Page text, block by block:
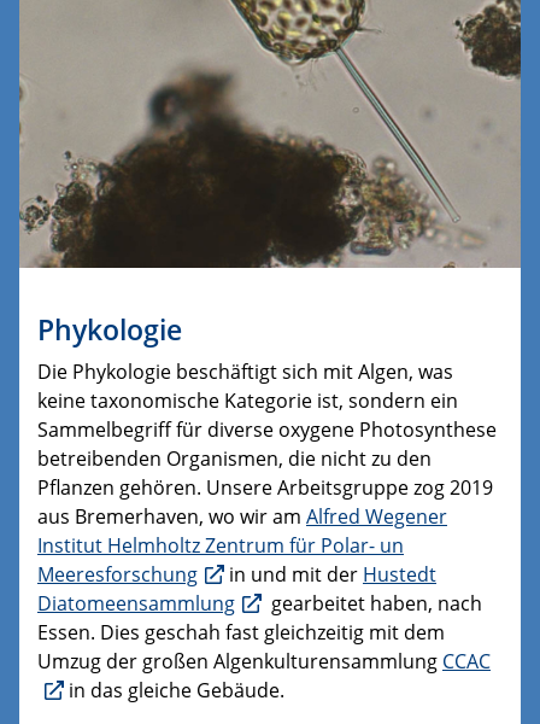
Phykologie
Die Phykologie beschäftigt sich mit Algen, was
keine taxonomische Kategorie ist, sondern ein
Sammelbegriff für diverse oxygene Photosynthese
betreibenden Organismen, die nicht zu den
Pflanzen gehören. Unsere Arbeitsgruppe zog 2019
aus Bremerhaven, wo wir am Alfred Wegener
Institut Helmholtz Zentrum für Polar- un
Meeresforschung
in und mit der Hustedt
Diatomeensammlung
gearbeitet haben, nach
Essen. Dies geschah fast gleichzeitig mit dem
Umzug der großen Algenkulturensammlung CCAC
in das gleiche Gebäude.